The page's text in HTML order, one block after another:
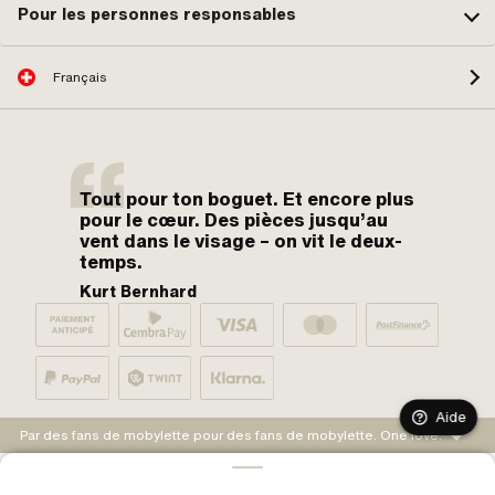
Pour les personnes responsables
Français
Tout pour ton boguet. Et encore plus
pour le cœur. Des pièces jusqu’au
vent dans le visage – on vit le deux-
temps.
Kurt Bernhard
Par des fans de mobylette pour des fans de mobylette. One love.
Aide